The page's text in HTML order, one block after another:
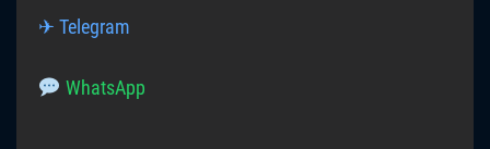
✈ Telegram
WhatsApp